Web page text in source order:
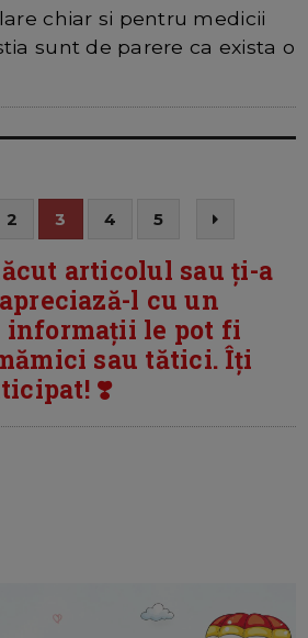
chiar si pentru medicii
sunt de parere ca exista o
2 3 4 5
articolul sau ți-a
l cu un
informații le pot fi
sau tătici. Îți
❣️